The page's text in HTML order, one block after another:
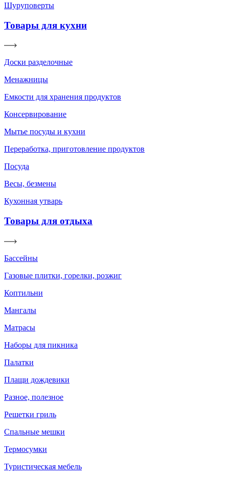
Шуруповерты
Товары для кухни
Доски разделочные
Менажницы
Емкости для хранения продуктов
Консервирование
Мытье посуды и кухни
Переработка, приготовление продуктов
Посуда
Весы, безмены
Кухонная утварь
Товары для отдыха
Бассейны
Газовые плитки, горелки, розжиг
Коптильни
Мангалы
Матрасы
Наборы для пикника
Палатки
Плащи дождевики
Разное, полезное
Решетки гриль
Спальные мешки
Термосумки
Туристическая мебель